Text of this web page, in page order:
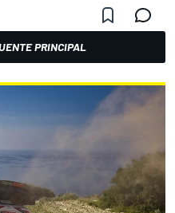
PRINCIPAL